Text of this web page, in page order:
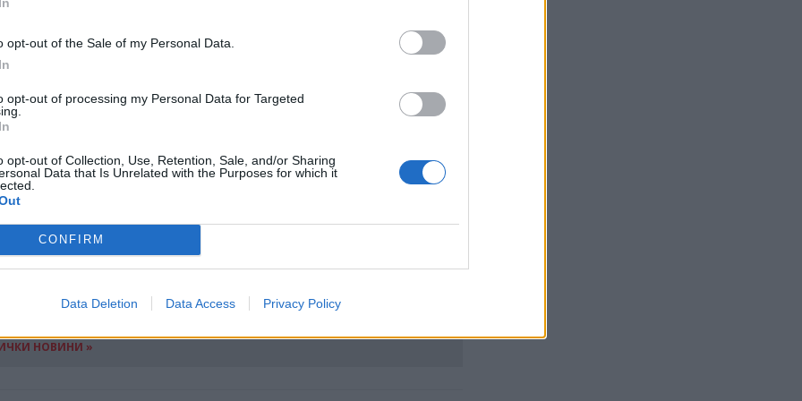
opt-out of the Sale of my Personal Data.
opt-out of processing my Personal Data for Targeted
opt-out of Collection, Use, Retention, Sale, and/or Sharing
Data that Is Unrelated with the Purposes for which it
CONFIRM
Data Deletion Data Access Privacy Policy
европейски войници; патрулиране на украинското
оперативна група за защита на корабоплаването,
веднага да предостави ключова подкрепа
и сателитни комуникационни услуги Starlink,
системи Patriot, крилати ракети HIMARS и ERAM,
удари. И най-вероятно украинците ще ги
в НАТО Матю Уитакър, допълвайки често
че администрацията на предшественика му Джо
но не и да напада
НОВИНИ »